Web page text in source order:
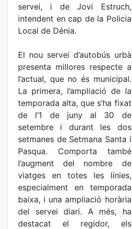
servei, i de Jovi Estruch,
intendent en cap de la Policia
Local de Dénia.
El nou servei d’autobús urbà
presenta millores respecte a
l’actual, que no és municipal.
La primera, l’ampliació de la
temporada alta, que s’ha fixat
de l’1 de juny al 30 de
setembre i durant les dos
setmanes de Setmana Santa i
Pasqua. Comporta també
l’augment del nombre de
viatges en totes les línies,
especialment en temporada
baixa, i una ampliació horària
del servei diari. A més, ha
destacat el regidor, els